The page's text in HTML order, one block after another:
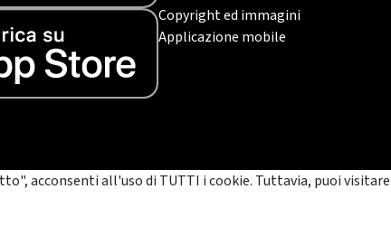
Copyright ed immagini
Applicazione mobile
acconsenti all'uso di TUTTI i cookie. Tuttavia, puoi visitare